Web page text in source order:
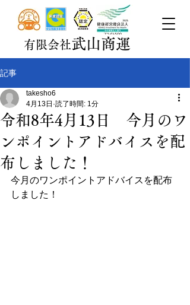
有限会社武山商運
記事
令和8年4月13日 今月のワ
ンポイントアドバイスを配
布しました！
takesho6
4月13日 読了時間: 1分
今月のワンポイントアドバイスを配布
しました！